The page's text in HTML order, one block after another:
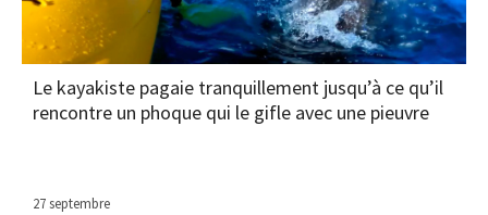
Le kayakiste pagaie tranquillement jusqu’à ce qu’il
rencontre un phoque qui le gifle avec une pieuvre
27 septembre